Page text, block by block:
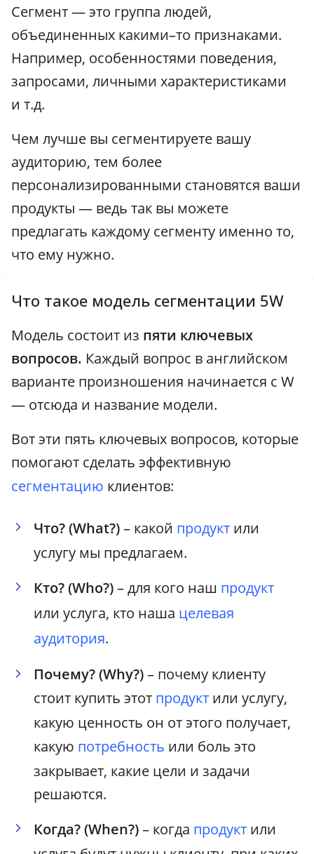
Сегмент — это группа людей,
объединенных какими–то признаками.
Например, особенностями поведения,
запросами, личными характеристиками
и т.д.
Чем лучше вы сегментируете вашу
аудиторию, тем более
персонализированными становятся ваши
продукты — ведь так вы можете
предлагать каждому сегменту именно то,
что ему нужно.
Что такое модель сегментации 5W
Модель состоит из пяти ключевых
вопросов. Каждый вопрос в английском
варианте произношения начинается с W
— отсюда и название модели.
Вот эти пять ключевых вопросов, которые
помогают сделать эффективную
сегментацию клиентов:
Что? (What?)– какой продукт или
услугу мы предлагаем.
Кто? (Who?)– для кого наш продукт
или услуга, кто наша целевая
аудитория.
Почему? (Why?)– почему клиенту
стоит купить этот продукт или услугу,
какую ценность он от этого получает,
какую потребность или боль это
закрывает, какие цели и задачи
решаются.
Когда? (When?)– когда продукт или